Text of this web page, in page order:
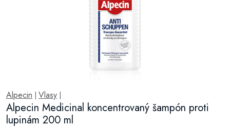
Alpecin Vlasy
Alpecin Medicinal koncentrovaný šampón proti
lupinám 200 ml